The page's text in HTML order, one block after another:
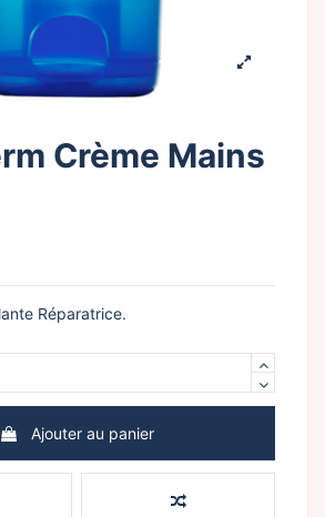
Crème Mains
Réparatrice.
Ajouter au panier